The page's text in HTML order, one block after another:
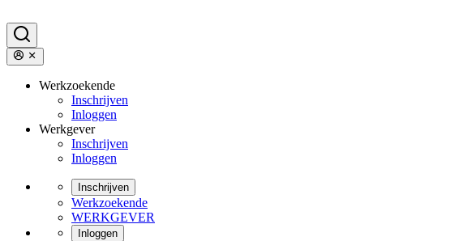
Werkzoekende
Inschrijven
Inloggen
Werkgever
Inschrijven
Inloggen
Inschrijven
Werkzoekende
WERKGEVER
Inloggen